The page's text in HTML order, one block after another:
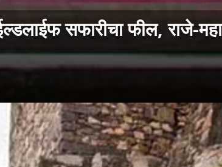
सफारीचा फील, राजे-